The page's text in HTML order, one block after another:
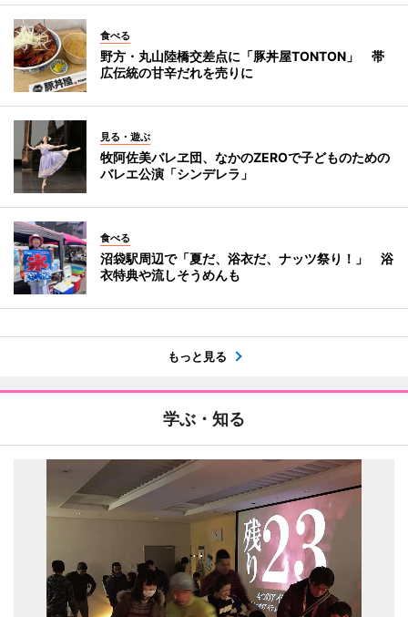
食べる
野方・丸山陸橋交差点に「豚丼屋TONTON」 帯
広伝統の甘辛だれを売りに
見る・遊ぶ
牧阿佐美バレヱ団、なかのZEROで子どものための
バレエ公演「シンデレラ」
食べる
沼袋駅周辺で「夏だ、浴衣だ、ナッツ祭り！」 浴
衣特典や流しそうめんも
もっと見る
学ぶ・知る